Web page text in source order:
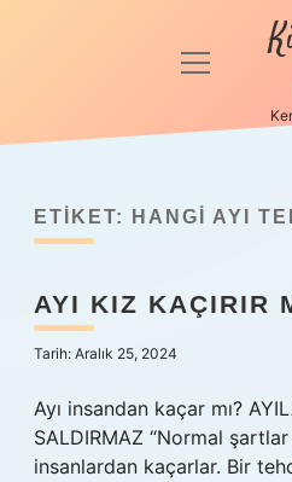
Anasayfa
Politikası
Hakkımızda
menüyü
ETIKET: HANGI AYI
AYI KIZ KAÇIRIR
Tarih: Aralık 25, 2024
Ayı insandan kaçar mı?
SALDIRMAZ “Normal şartlar
insanlardan kaçarlar. Bir